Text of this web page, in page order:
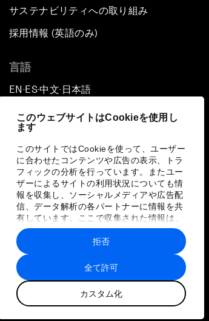
このウェブサイトはCookieを使用し
ます
このサイトではCookieを使って、ユーザー
に合わせたコンテンツや広告の表示、トラ
フィックの分析を行っています。またユー
ザーによるサイトの利用状況についても情
報を収集し、ソーシャルメディアや広告配
信、データ解析の各パートナーに情報を共
有しています。ここで収集された情報は、
ユーザーが各パートナーに提供した他の情
報や各パートナーのサービスを使用した際
に収集された情報と組み合わされ、各パー
トナーによって使用されることがありま
す。
全て許可
カスタム化
拒否
サステナビリティへの取り組み
採用情報 (英語のみ)
言語
EN ▪ ES▪中文▪ 日本語